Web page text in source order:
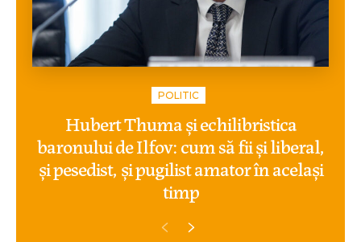
POLITIC
Hubert Thuma și echilibristica
baronului de Ilfov: cum să fii și liberal,
și pesedist, și pugilist amator în același
timp